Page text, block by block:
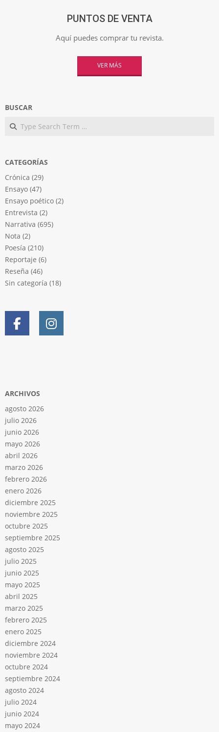
PUNTOS DE VENTA
Aquí puedes comprar tu revista.
VER MÁS
BUSCAR
Search
CATEGORÍAS
Crónica (29)
Ensayo (47)
Ensayo poético (2)
Entrevista (2)
Narrativa (695)
Nota (2)
Poesía (210)
Reportaje (6)
Reseña (46)
Sin categoría (18)
ARCHIVOS
agosto 2026
julio 2026
junio 2026
mayo 2026
abril 2026
marzo 2026
febrero 2026
enero 2026
diciembre 2025
noviembre 2025
octubre 2025
septiembre 2025
agosto 2025
julio 2025
junio 2025
mayo 2025
abril 2025
marzo 2025
febrero 2025
enero 2025
diciembre 2024
noviembre 2024
octubre 2024
septiembre 2024
agosto 2024
julio 2024
junio 2024
mayo 2024